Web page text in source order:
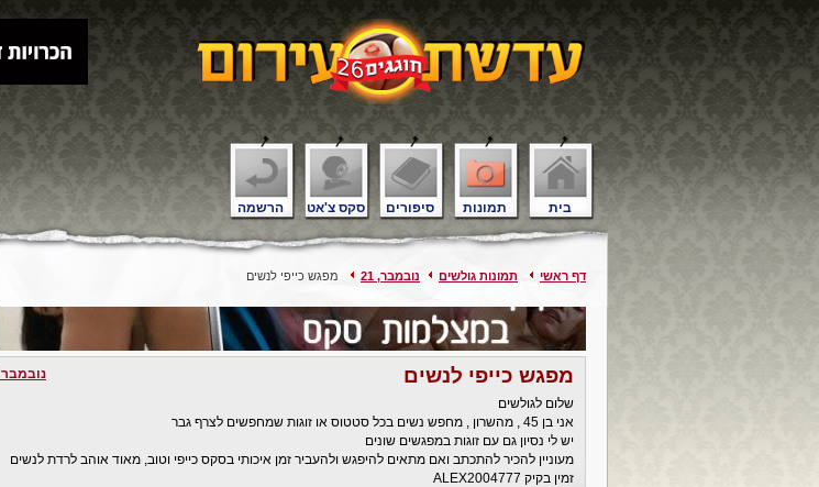
בית תמונות סיפורים סקס צ'אט הרשמה
דף ראשי תמונות גולשים נובמבר, 21 מפגש כייפי לנשים
מפגש כייפי לנשים
נובמבר 21
שלום לגולשים
אני בן 45 , מהשרון , מחפש נשים בכל סטטוס או זוגות שמחפשים לצרף גבר
יש לי נסיון גם עם זוגות במפגשים שונים
מעוניין להכיר להתכתב ואם מתאים להיפגש ולהעביר זמן איכותי בסקס כייפי וטוב, מאוד אוהב לרדת לנשים
זמין בקיק ALEX2004777